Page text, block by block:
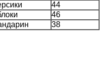
44
46
38